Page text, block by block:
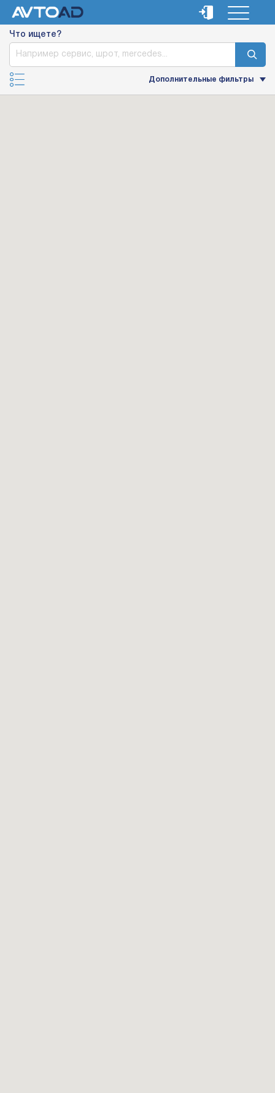
Что ищете?
Дополнительные фильтры